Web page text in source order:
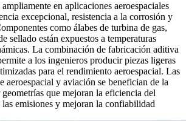
en aplicaciones aeroespaciales
excepcional, resistencia a la corrosión y
como álabes de turbina de gas,
sellado están expuestos a temperaturas
La combinación de fabricación aditiva
a los ingenieros producir piezas ligeras
para el rendimiento aeroespacial. Las
aeroespacial y aviación se benefician de la
que mejoran la eficiencia del
emisiones y mejoran la confiabilidad